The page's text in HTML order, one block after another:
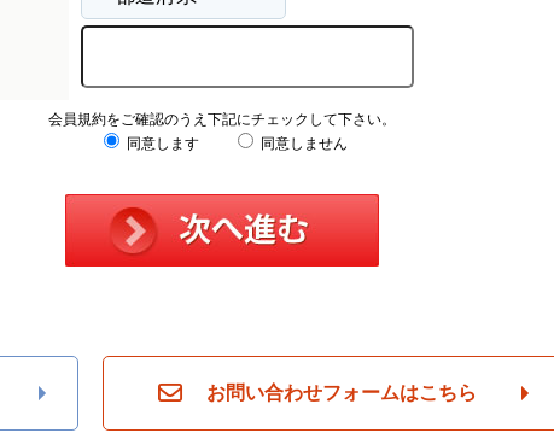
会員規約をご確認のうえ下記にチェックして下さい。
同意します
同意しません
お問い合わせフォームはこちら